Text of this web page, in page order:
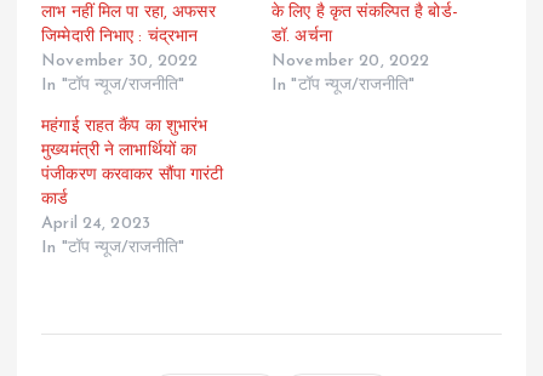
लाभ नहीं मिल पा रहा, अफसर
जिम्मेदारी निभाए : चंद्रभान
November 30, 2022
In "टॉप न्यूज/राजनीति"
के लिए है कृत संकल्पित है बोर्ड-
डॉ. अर्चना
November 20, 2022
In "टॉप न्यूज/राजनीति"
महंगाई राहत कैंप का शुभारंभ
मुख्यमंत्री ने लाभार्थियों का
पंजीकरण करवाकर सौंपा गारंटी
कार्ड
April 24, 2023
In "टॉप न्यूज/राजनीति"